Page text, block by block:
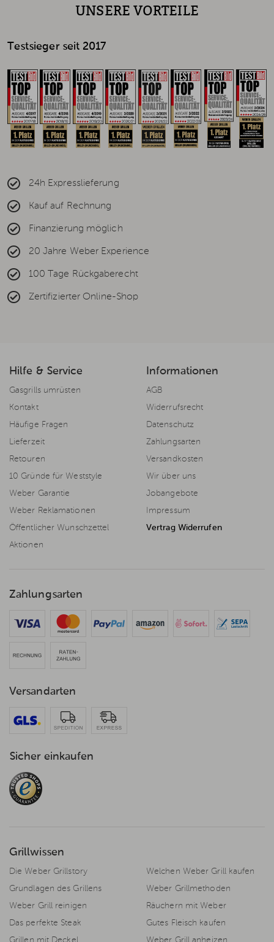
UNSERE VORTEILE
Testsieger seit 2017
24h Expresslieferung
Kauf auf Rechnung
Finanzierung möglich
20 Jahre Weber Experience
100 Tage Rückgaberecht
Zertifizierter Online-Shop
Hilfe & Service
Gasgrills umrüsten
Kontakt
Häufige Fragen
Lieferzeit
Retouren
10 Gründe für Weststyle
Weber Garantie
Weber Reklamationen
Öffentlicher Wunschzettel
Aktionen
Informationen
AGB
Widerrufsrecht
Datenschutz
Zahlungsarten
Versandkosten
Wir über uns
Jobangebote
Impressum
Vertrag Widerrufen
Zahlungsarten
Versandarten
Sicher einkaufen
Grillwissen
Die Weber Grillstory
Welchen Weber Grill kaufen
Grundlagen des Grillens
Weber Grillmethoden
Weber Grill reinigen
Räuchern mit Weber
Das perfekte Steak
Gutes Fleisch kaufen
Grillen mit Deckel
Weber Grill anheizen